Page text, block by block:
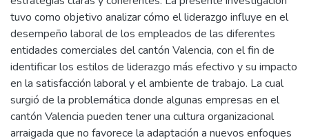
tuvo como objetivo analizar cómo el liderazgo influye en el
desempeño laboral de los empleados de las diferentes
entidades comerciales del cantón Valencia, con el fin de
identificar los estilos de liderazgo más efectivo y su impacto
en la satisfacción laboral y el ambiente de trabajo. La cual
surgió de la problemática donde algunas empresas en el
cantón Valencia pueden tener una cultura organizacional
arraigada que no favorece la adaptación a nuevos enfoques